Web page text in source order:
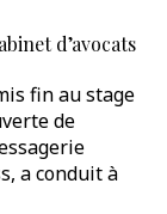
d’avocats
fin au stage
de
a conduit à